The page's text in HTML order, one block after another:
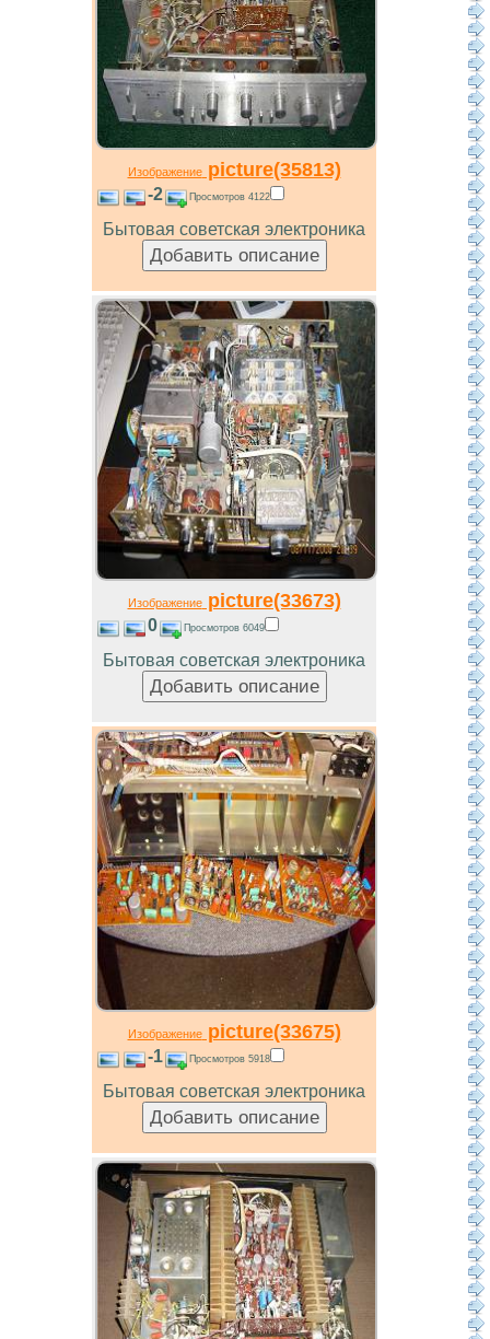
Изображениеpicture(35813)
-2 Просмотров 4122
Бытовая советская электроника
Изображениеpicture(33673)
0 Просмотров 6049
Бытовая советская электроника
Изображениеpicture(33675)
-1 Просмотров 5918
Бытовая советская электроника